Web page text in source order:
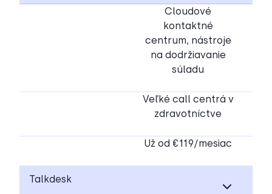
Cloudové
kontaktné
centrum, nástroje
na dodržiavanie
súladu
Veľké call centrá v
zdravotníctve
Už od €119/mesiac
Talkdesk